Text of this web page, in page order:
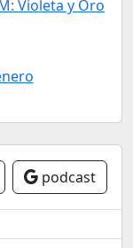
podcast